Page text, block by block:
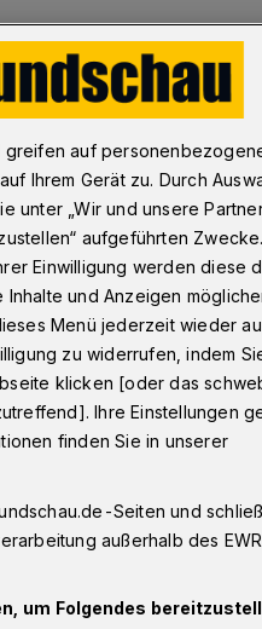
in die zweite Hälfte​
in
in vollem
Hans-
greifen auf
Ihrem Gerät zu. Durch
unter „Wir und unsere
aufgeführten
Einwilligung werden diese
und Anzeigen
Menü jederzeit wieder
zu widerrufen, indem
klicken [oder das
Ihre Einstellungen
finden Sie in unserer
Seiten und
außerhalb des
um Folgendes